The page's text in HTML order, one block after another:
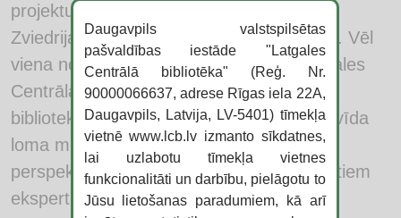
projektu “Sveicam Pepiju!”, kuru atbalsta
Zviedrijas vēstniecība un Zviedru institūts. Vēl
viena nozīmīga projekta aktivitāte ir Latgales
Centrālās bibliotēkas rīkotais seminārs
bibliotekāriem un skolu pedagogiem “Indivīda
loma mūsdienu pasaulē: stereotipi un
perspektīvas”, kas, piedaloties kompetentiem
ekspertiem no Zviedrijas un Latvijas, tiks
Daugavpils valstspilsētas
pašvaldības iestāde "Latgales
Centrālā bibliotēka" (Reģ. Nr.
90000066637, adrese Rīgas iela 22A,
Daugavpils, Latvija, LV-5401) tīmekļa
vietnē www.lcb.lv izmanto sīkdatnes,
lai uzlabotu tīmekļa vietnes
funkcionalitāti un darbību, pielāgotu to
Jūsu lietošanas paradumiem, kā arī